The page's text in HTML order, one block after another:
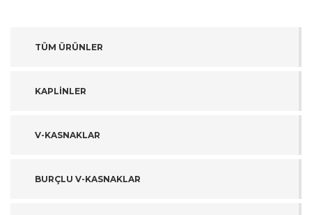
TÜM ÜRÜNLER
KAPLİNLER
V-KASNAKLAR
BURÇLU V-KASNAKLAR